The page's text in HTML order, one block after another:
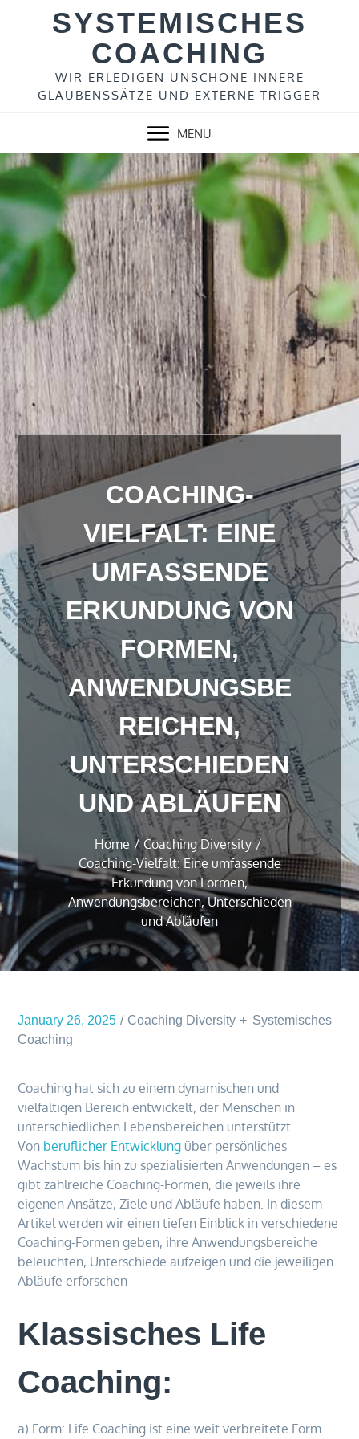
SYSTEMISCHES
COACHING
WIR ERLEDIGEN UNSCHÖNE INNERE
GLAUBENSSÄTZE UND EXTERNE TRIGGER
MENU
COACHING-
VIELFALT: EINE
UMFASSENDE
ERKUNDUNG VON
FORMEN,
ANWENDUNGSBE
REICHEN,
UNTERSCHIEDEN
UND ABLÄUFEN
Home
Coaching Diversity
Coaching-Vielfalt: Eine umfassende
Erkundung von Formen,
Anwendungsbereichen, Unterschieden
und Abläufen
January 26, 2025 Coaching Diversity
Systemisches
Coaching
Coaching hat sich zu einem dynamischen und
vielfältigen Bereich entwickelt, der Menschen in
unterschiedlichen Lebensbereichen unterstützt.
Von beruflicher Entwicklung über persönliches
Wachstum bis hin zu spezialisierten Anwendungen – es
gibt zahlreiche Coaching-Formen, die jeweils ihre
eigenen Ansätze, Ziele und Abläufe haben. In diesem
Artikel werden wir einen tiefen Einblick in verschiedene
Coaching-Formen geben, ihre Anwendungsbereiche
beleuchten, Unterschiede aufzeigen und die jeweiligen
Abläufe erforschen
Klassisches Life
Coaching:
a) Form: Life Coaching ist eine weit verbreitete Form